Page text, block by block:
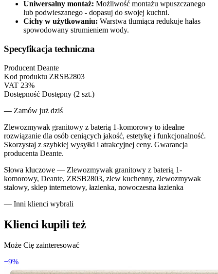
Uniwersalny montaż: Możliwość montażu wpuszczanego
lub podwieszanego - dopasuj do swojej kuchni.
Cichy w użytkowaniu: Warstwa tłumiąca redukuje hałas
spowodowany strumieniem wody.
Specyfikacja techniczna
Producent Deante
Kod produktu ZRSB2803
VAT 23%
Dostępność Dostępny (2 szt.)
— Zamów już dziś
Zlewozmywak granitowy z baterią 1-komorowy to idealne
rozwiązanie dla osób ceniących jakość, estetykę i funkcjonalność.
Skorzystaj z szybkiej wysyłki i atrakcyjnej ceny. Gwarancja
producenta Deante.
Słowa kluczowe — Zlewozmywak granitowy z baterią 1-
komorowy, Deante, ZRSB2803, zlew kuchenny, zlewozmywak
stalowy, sklep internetowy, łazienka, nowoczesna łazienka
— Inni klienci wybrali
Klienci kupili też
Może Cię zainteresować
−9%